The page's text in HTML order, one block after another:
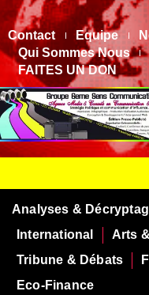
Contact Equipe
Qui Sommes Nous
FAITES UN DON
Analyses &
International
Arts
Tribune & Débats
Eco-Finance